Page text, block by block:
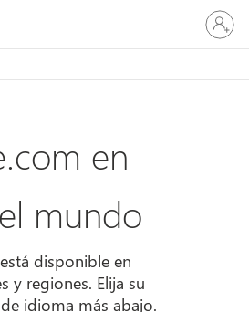
Iniciar
sesión
en
cuenta
en
mundo
disponible en
y regiones. Elija su
idioma más abajo.